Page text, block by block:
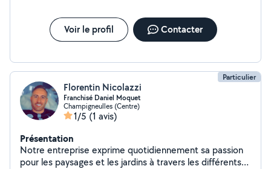
Voir le profil Contacter
Particulier
Florentin Nicolazzi
Franchisé Daniel Moquet
Champigneulles (Centre)
1/5 (1 avis)
Présentation
Notre entreprise exprime quotidiennement sa passion
pour les paysages et les jardins à travers les différents